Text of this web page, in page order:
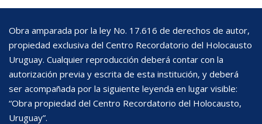
Obra amparada por la ley No. 17.616 de derechos de autor,
propiedad exclusiva del Centro Recordatorio del Holocausto
Uruguay. Cualquier reproducción deberá contar con la
autorización previa y escrita de esta institución, y deberá
ser acompañada por la siguiente leyenda en lugar visible:
“Obra propiedad del Centro Recordatorio del Holocausto,
Uruguay”.